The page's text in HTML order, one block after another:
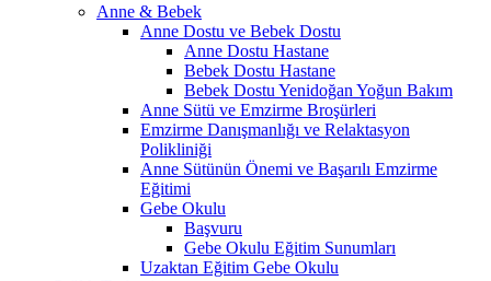
Anne & Bebek
Anne Dostu ve Bebek Dostu
Anne Dostu Hastane
Bebek Dostu Hastane
Bebek Dostu Yenidoğan Yoğun Bakım
Anne Sütü ve Emzirme Broşürleri
Emzirme Danışmanlığı ve Relaktasyon
Polikliniği
Anne Sütünün Önemi ve Başarılı Emzirme
Eğitimi
Gebe Okulu
Başvuru
Gebe Okulu Eğitim Sunumları
Uzaktan Eğitim Gebe Okulu